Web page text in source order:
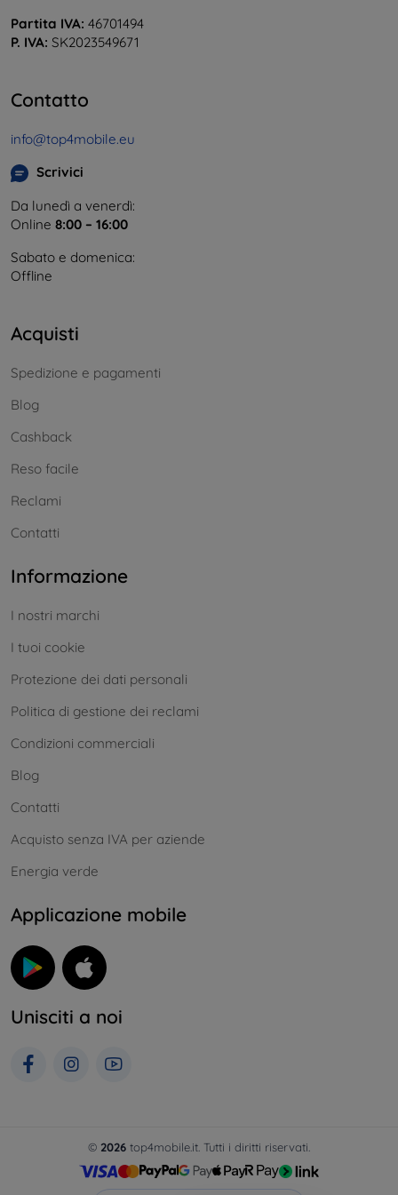
Partita IVA: 46701494
P. IVA: SK2023549671
Contatto
info@top4mobile.eu
Scrivici
Da lunedì a venerdì:
Online 8:00 – 16:00
Sabato e domenica:
Offline
Acquisti
Spedizione e pagamenti
Blog
Cashback
Reso facile
Reclami
Contatti
Informazione
I nostri marchi
I tuoi cookie
Protezione dei dati personali
Politica di gestione dei reclami
Condizioni commerciali
Blog
Contatti
Acquisto senza IVA per aziende
Energia verde
Applicazione mobile
Unisciti a noi
© 2026 top4mobile.it. Tutti i diritti riservati.